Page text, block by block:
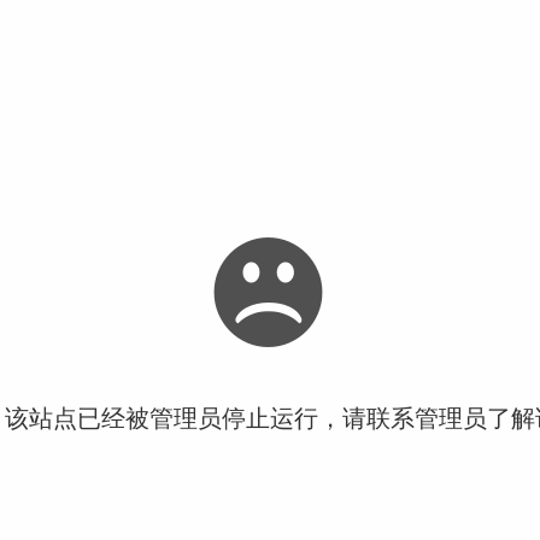
站点已经被管理员停止运行，请联系管理员了